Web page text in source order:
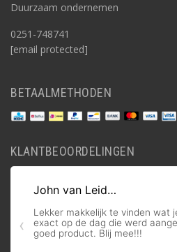
Duurzaam ondernemen
0251-748741
[email protected]
BETAALMETHODEN
KLANTBEOORDELINGEN